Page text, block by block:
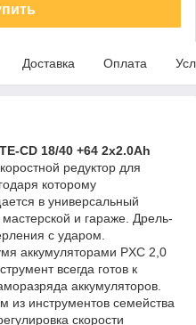
Доставка Оплата
CD 18/40 +64 2x2.0Ah
редуктор для
которому
в универсальный
и гараже. Дрель-
с ударом.
аккумуляторами PXC 2,0
всегда готов к
аккумуляторов.
из инструментов семейства
скорости